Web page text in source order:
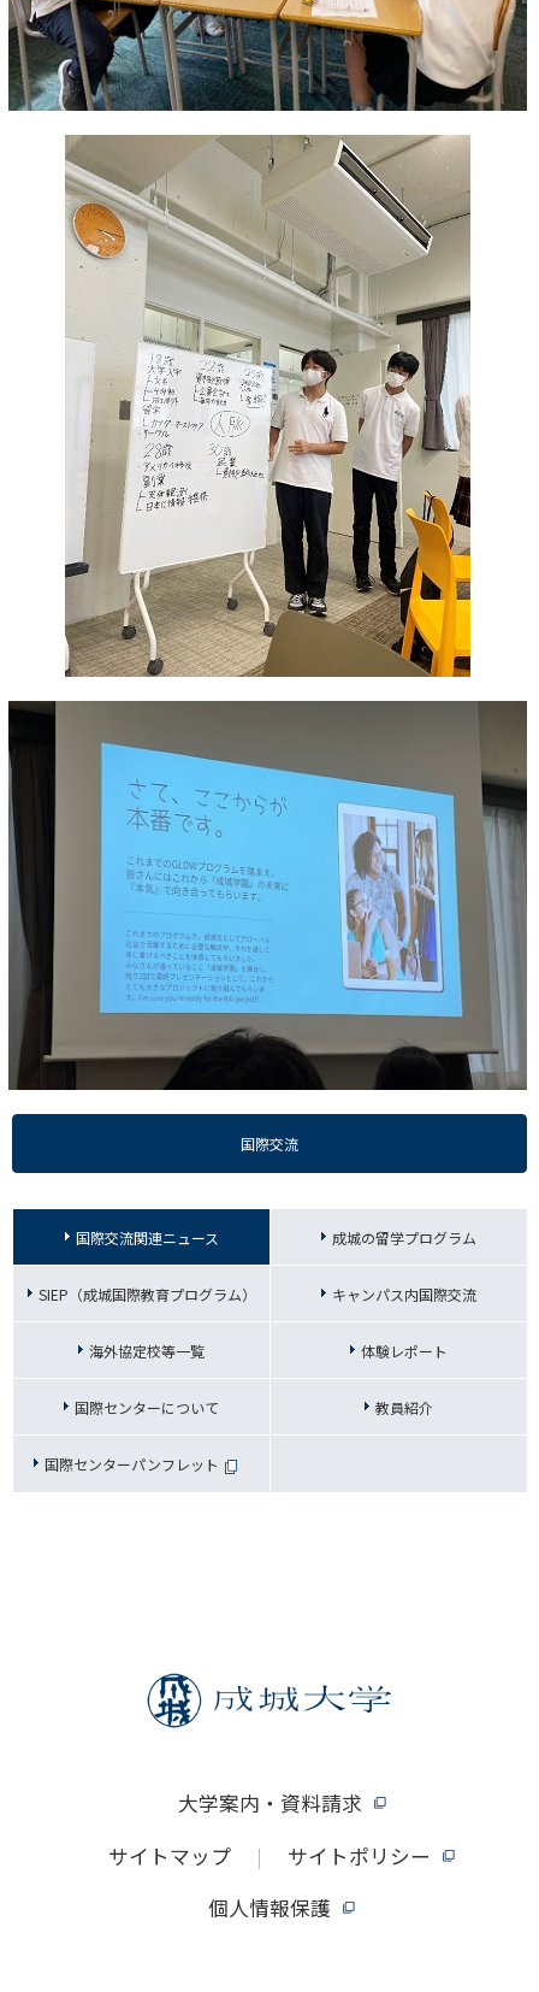
国際交流
国際交流関連ニュース 成城の留学プログラム
SIEP（成城国際教育プログラム） キャンパス内国際交流
海外協定校等一覧 体験レポート
国際センターについて 教員紹介
国際センターパンフレット
大学案内・資料請求
サイトマップ
サイトポリシー
個人情報保護